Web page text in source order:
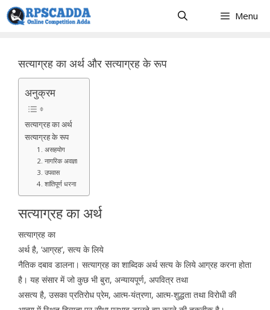
Skip
to
Menu
सत्याग्रह का अर्थ और सत्याग्रह के रूप
अनुक्रम
सत्याग्रह का अर्थ
सत्याग्रह के रूप
1. असहयोग
2. नागरिक अवज्ञा
3. उपवास
4. शांतिपूर्ण धरना
सत्याग्रह का अर्थ
सत्याग्रह का
अर्थ है, ‘आग्रह’, सत्य के लिये
नैतिक दबाव डालना। सत्याग्रह का शाब्दिक अर्थ सत्य के लिये आग्रह करना होता
है। यह संसार में जो कुछ भी बुरा, अन्यायपूर्ण, अपवित्र तथा
असत्य है, उसका प्रतिरोध प्रेम, आत्म-यंत्रणा, आत्म-शुद्धता तथा विरोधी की